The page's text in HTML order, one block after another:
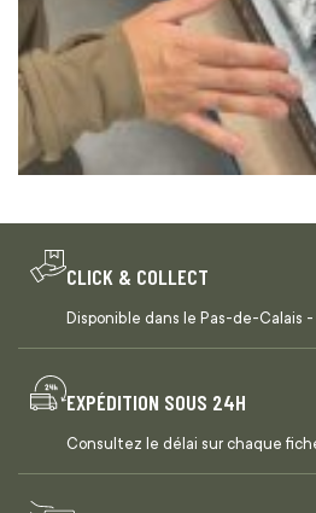
CLICK & COLLECT
Disponible dans le Pas-de-Calais -
EXPÉDITION SOUS 24H
Consultez le délai sur chaque